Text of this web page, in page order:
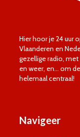
Hier hoor je 24 uur
Vlaanderen en
gezellige radio,
en weer, en… om
helemaal centraal!
Navigeer